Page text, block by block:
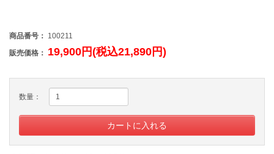
商品番号： 100211
販売価格： 19,900円(税込21,890円)
数量：